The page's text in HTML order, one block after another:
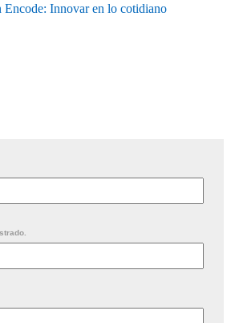
Encode: Innovar en lo cotidiano